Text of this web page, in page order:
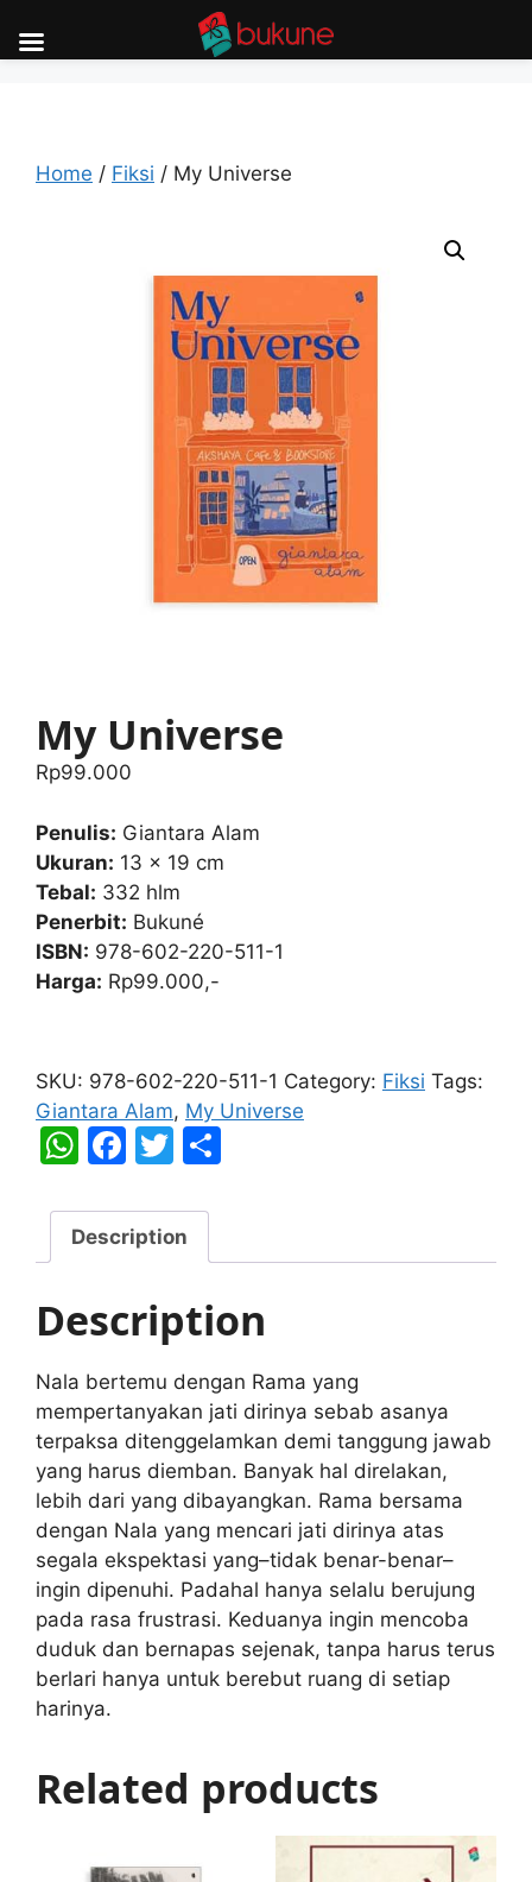
Home / Fiksi / My Universe
My Universe
Rp99.000
Penulis: Giantara Alam
Ukuran: 13 x 19 cm
Tebal: 332 hlm
Penerbit: Bukuné
ISBN: 978-602-220-511-1
Harga: Rp99.000,-
Universe
quantity
SKU: 978-602-220-511-1 Category: Fiksi Tags:
Giantara Alam, My Universe
W
at
s
p
p
F
c
e
o
o
k
T
itt
er e
Description
Description
Nala bertemu dengan Rama yang
mempertanyakan jati dirinya sebab asanya
terpaksa ditenggelamkan demi tanggung jawab
yang harus diemban. Banyak hal direlakan,
lebih dari yang dibayangkan. Rama bersama
dengan Nala yang mencari jati dirinya atas
segala ekspektasi yang–tidak benar-benar–
ingin dipenuhi. Padahal hanya selalu berujung
pada rasa frustrasi. Keduanya ingin mencoba
duduk dan bernapas sejenak, tanpa harus terus
berlari hanya untuk berebut ruang di setiap
harinya.
Related products